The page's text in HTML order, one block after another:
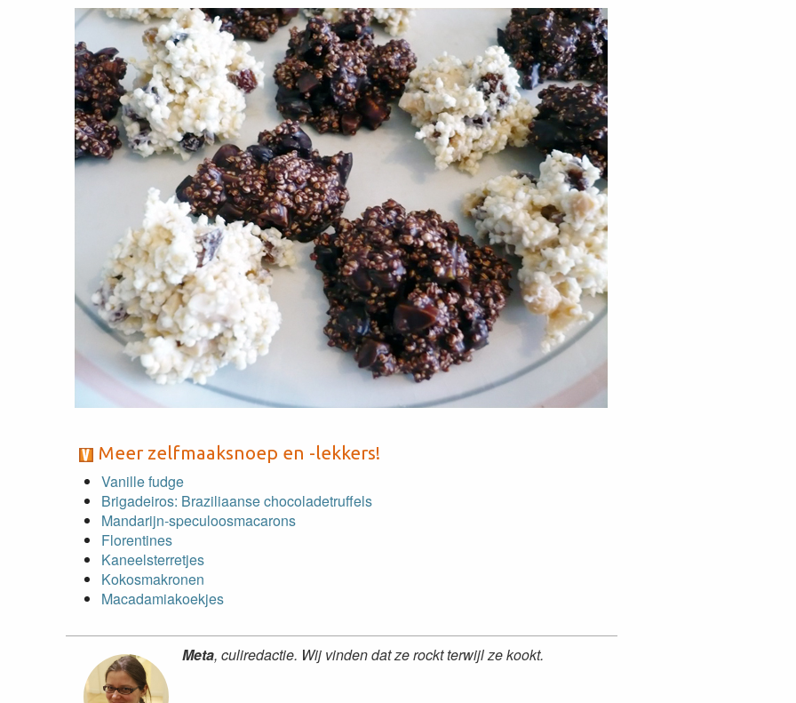
Meer zelfmaaksnoep en -lekkers!
Vanille fudge
Brigadeiros: Braziliaanse chocoladetruffels
Mandarijn-speculoosmacarons
Florentines
Kaneelsterretjes
Kokosmakronen
Macadamiakoekjes
Meta, culiredactie. Wij vinden dat ze rockt terwijl ze kookt.